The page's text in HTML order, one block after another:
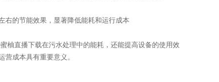
右的节能效果，显著降低能耗和运行成本
柚直播下载在污水处理中的能耗，还能提高设备的使用效
营成本具有重要意义。